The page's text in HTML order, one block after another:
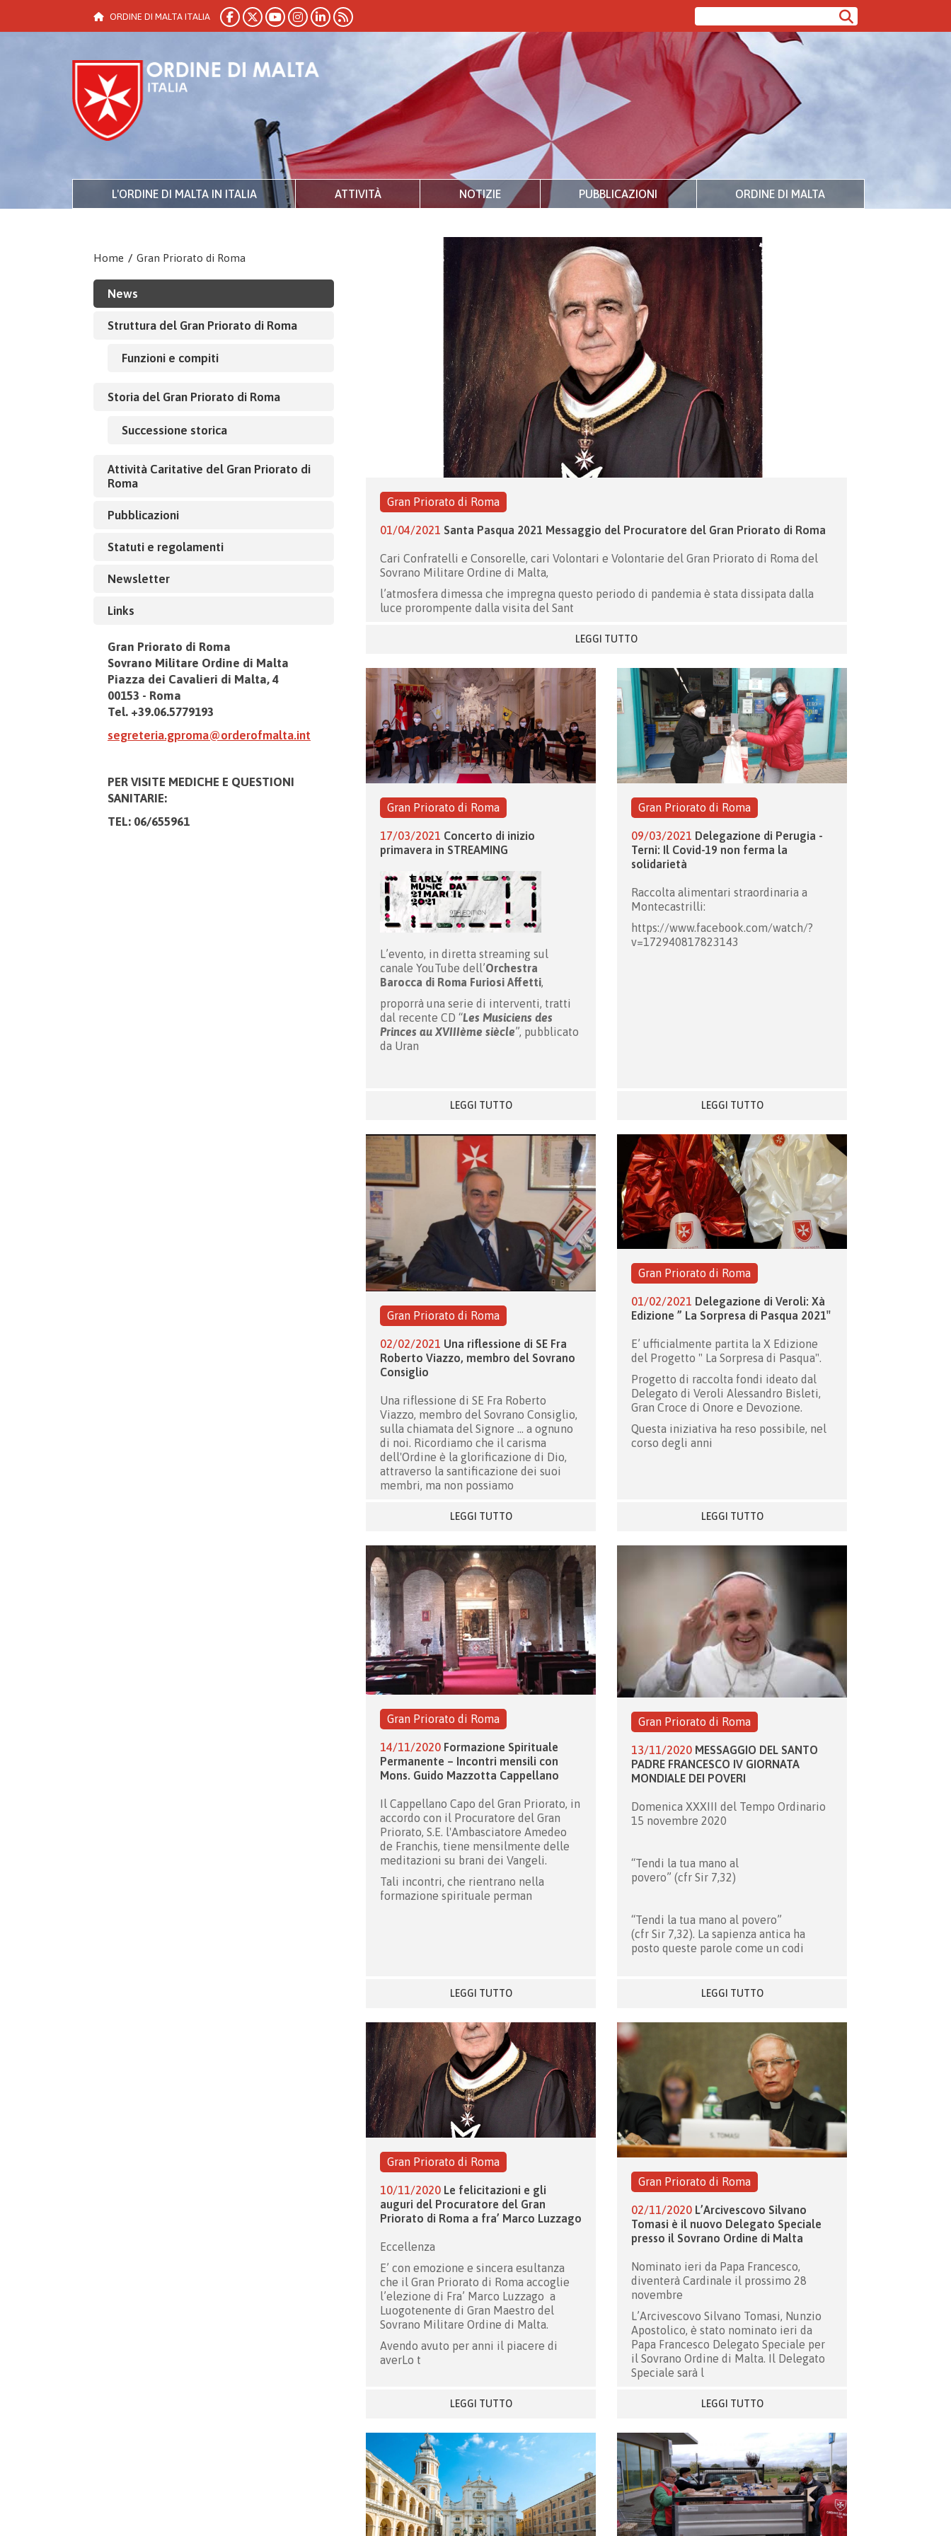
ORDINE DI MALTA ITALIA
L'ORDINE DI MALTA IN ITALIA ATTIVITÀ NOTIZIE PUBBLICAZIONI ORDINE DI MALTA
Home / Gran Priorato di Roma
News
Struttura del Gran Priorato di Roma
Funzioni e compiti
Storia del Gran Priorato di Roma
Successione storica
Attività Caritative del Gran Priorato di
Roma
Pubblicazioni
Statuti e regolamenti
Newsletter
Links
Gran Priorato di Roma
Sovrano Militare Ordine di Malta
Piazza dei Cavalieri di Malta, 4
00153 - Roma
Tel. +39.06.5779193
segreteria.gproma@orderofmalta.int
PER VISITE MEDICHE E QUESTIONI
SANITARIE:
TEL: 06/655961
Gran Priorato di Roma
01/04/2021 Santa Pasqua 2021 Messaggio del Procuratore del Gran Priorato di Roma
Cari Confratelli e Consorelle, cari Volontari e Volontarie del Gran Priorato di Roma del
Sovrano Militare Ordine di Malta,
l’atmosfera dimessa che impregna questo periodo di pandemia è stata dissipata dalla
luce prorompente dalla visita del Sant
LEGGI TUTTO
Gran Priorato di Roma
17/03/2021 Concerto di inizio
primavera in STREAMING
L’evento, in diretta streaming sul
canale YouTube dell’Orchestra
Barocca di Roma Furiosi Affetti,
proporrà una serie di interventi, tratti
dal recente CD “Les Musiciens des
Princes au XVIIIème siècle”, pubblicato
da Uran
LEGGI TUTTO
Gran Priorato di Roma
09/03/2021 Delegazione di Perugia -
Terni: Il Covid-19 non ferma la
solidarietà
Raccolta alimentari straordinaria a
Montecastrilli:
https://www.facebook.com/watch/?
v=172940817823143
LEGGI TUTTO
Gran Priorato di Roma
02/02/2021 Una riflessione di SE Fra
Roberto Viazzo, membro del Sovrano
Consiglio
Una riflessione di SE Fra Roberto
Viazzo, membro del Sovrano Consiglio,
sulla chiamata del Signore ... a ognuno
di noi. Ricordiamo che il carisma
dell'Ordine è la glorificazione di Dio,
attraverso la santificazione dei suoi
membri, ma non possiamo
LEGGI TUTTO
Gran Priorato di Roma
01/02/2021 Delegazione di Veroli: Xà
Edizione ” La Sorpresa di Pasqua 2021″
E’ ufficialmente partita la X Edizione
del Progetto " La Sorpresa di Pasqua".
Progetto di raccolta fondi ideato dal
Delegato di Veroli Alessandro Bisleti,
Gran Croce di Onore e Devozione.
Questa iniziativa ha reso possibile, nel
corso degli anni
LEGGI TUTTO
Gran Priorato di Roma
14/11/2020 Formazione Spirituale
Permanente – Incontri mensili con
Mons. Guido Mazzotta Cappellano
Il Cappellano Capo del Gran Priorato, in
accordo con il Procuratore del Gran
Priorato, S.E. l'Ambasciatore Amedeo
de Franchis, tiene mensilmente delle
meditazioni su brani dei Vangeli.
Tali incontri, che rientrano nella
formazione spirituale perman
LEGGI TUTTO
Gran Priorato di Roma
13/11/2020 MESSAGGIO DEL SANTO
PADRE FRANCESCO IV GIORNATA
MONDIALE DEI POVERI
Domenica XXXIII del Tempo Ordinario
15 novembre 2020
“Tendi la tua mano al
povero” (cfr Sir 7,32)
“Tendi la tua mano al povero”
(cfr Sir 7,32). La sapienza antica ha
posto queste parole come un codi
LEGGI TUTTO
Gran Priorato di Roma
10/11/2020 Le felicitazioni e gli
auguri del Procuratore del Gran
Priorato di Roma a fra’ Marco Luzzago
Eccellenza
E’ con emozione e sincera esultanza
che il Gran Priorato di Roma accoglie
l’elezione di Fra’ Marco Luzzago a
Luogotenente di Gran Maestro del
Sovrano Militare Ordine di Malta.
Avendo avuto per anni il piacere di
averLo t
LEGGI TUTTO
Gran Priorato di Roma
02/11/2020 L’Arcivescovo Silvano
Tomasi è il nuovo Delegato Speciale
presso il Sovrano Ordine di Malta
Nominato ieri da Papa Francesco,
diventerà Cardinale il prossimo 28
novembre
L’Arcivescovo Silvano Tomasi, Nunzio
Apostolico, è stato nominato ieri da
Papa Francesco Delegato Speciale per
il Sovrano Ordine di Malta. Il Delegato
Speciale sarà l
LEGGI TUTTO